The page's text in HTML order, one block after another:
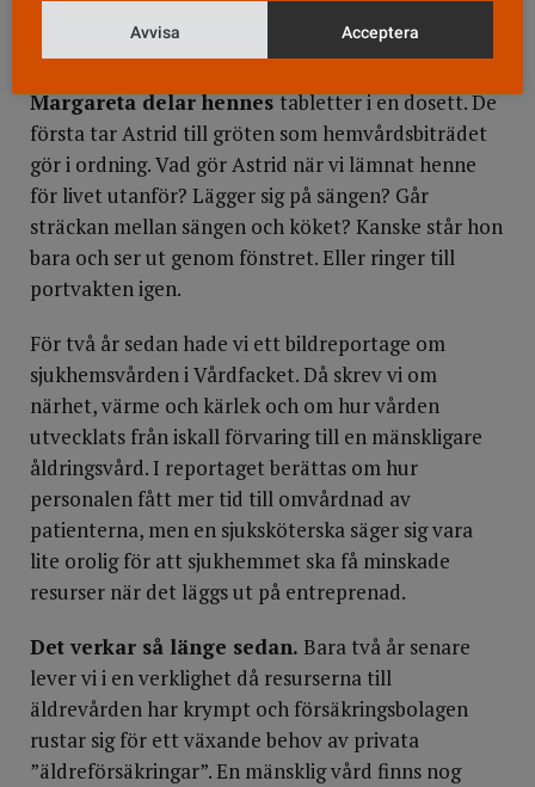
men avsändarnas namn säger henne ingenting.
Margareta delar hennestabletter i en dosett. De
första tar Astrid till gröten som hemvårdsbiträdet
gör i ordning. Vad gör Astrid när vi lämnat henne
för livet utanför? Lägger sig på sängen? Går
sträckan mellan sängen och köket? Kanske står hon
bara och ser ut genom fönstret. Eller ringer till
portvakten igen.
För två år sedan hade vi ett bildreportage om
sjukhemsvården i Vårdfacket. Då skrev vi om
närhet, värme och kärlek och om hur vården
utvecklats från iskall förvaring till en mänskligare
åldringsvård. I reportaget berättas om hur
personalen fått mer tid till omvårdnad av
patienterna, men en sjuksköterska säger sig vara
lite orolig för att sjukhemmet ska få minskade
resurser när det läggs ut på entreprenad.
Det verkar så länge sedan. Bara två år senare
lever vi i en verklighet då resurserna till
äldrevården har krympt och försäkringsbolagen
rustar sig för ett växande behov av privata
”äldreförsäkringar”. En mänsklig vård finns nog
Avvisa Acceptera